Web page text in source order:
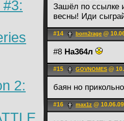
2:
Зашёл по ссылке
весны! Иди
#14 born2rage @
#8 На364л
#15 GOVNOMES @
баян но
#16 max1z @